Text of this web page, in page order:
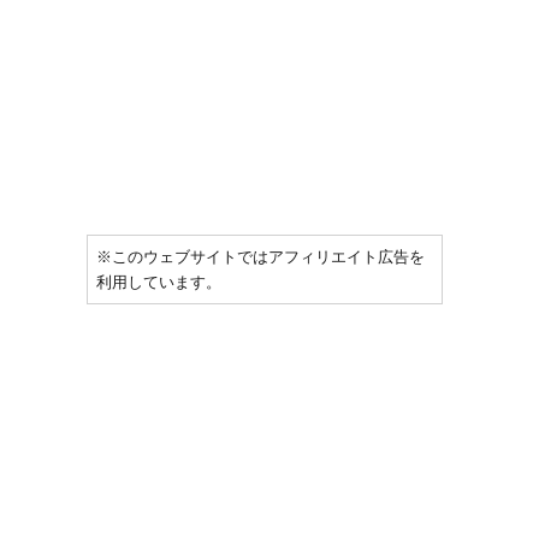
※このウェブサイトではアフィリエイト広告を
利用しています。